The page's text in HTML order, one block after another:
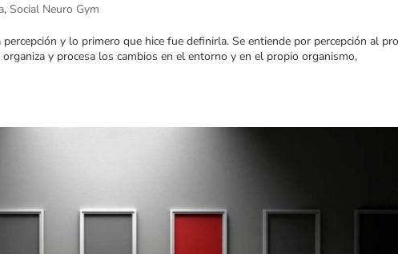
, Social Neuro Gym
y lo primero que hice fue definirla. Se entiende por percepción al
y procesa los cambios en el entorno y en el propio organismo,